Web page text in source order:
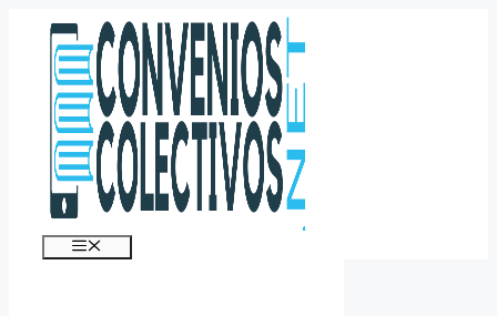
contenido
Menú